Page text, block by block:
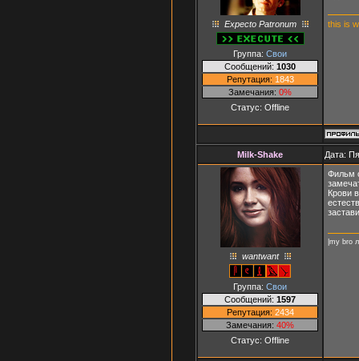
Expecto Patronum
Группа: Свои
Сообщений: 1030
Репутация: 1843
Замечания: 0%
Статус: Offline
this is
Milk-Shake Дата:
wantwant
Группа: Свои
Сообщений: 1597
Репутация: 2434
Замечания: 40%
Статус: Offline
Фильм
Крови
|my bro